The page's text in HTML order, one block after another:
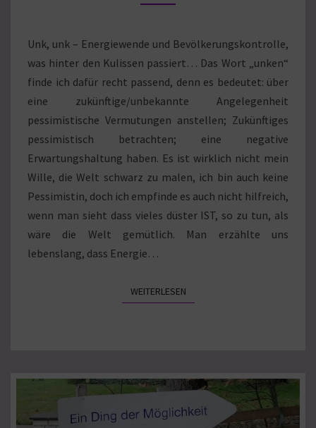
DAS
BEWUSSTSEIN
Unk, unk – Energiewende und Bevölkerungskontrolle,
was hinter den Kulissen passiert… Das Wort „unken“
finde ich dafür recht passend, denn es bedeutet: über
eine zukünftige/unbekannte Angelegenheit
pessimistische Vermutungen anstellen; Zukünftiges
pessimistisch betrachten; eine negative
Erwartungshaltung haben. Es ist wirklich nicht mein
Wille, die Welt schwarz zu malen, ich bin auch keine
Pessimistin, doch ich empfinde es auch nicht hilfreich,
wenn man sieht dass vieles düster IST, so zu tun, als
wäre die Welt gemütlich. Man erzählte uns
lebenslang, dass Energie…
WEITERLESENWEITERLESEN